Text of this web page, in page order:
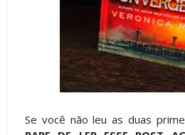
Se você não leu as duas